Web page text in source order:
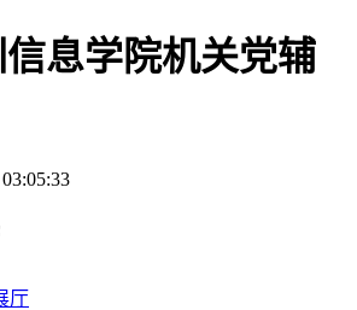
息学院机关党辅
厅